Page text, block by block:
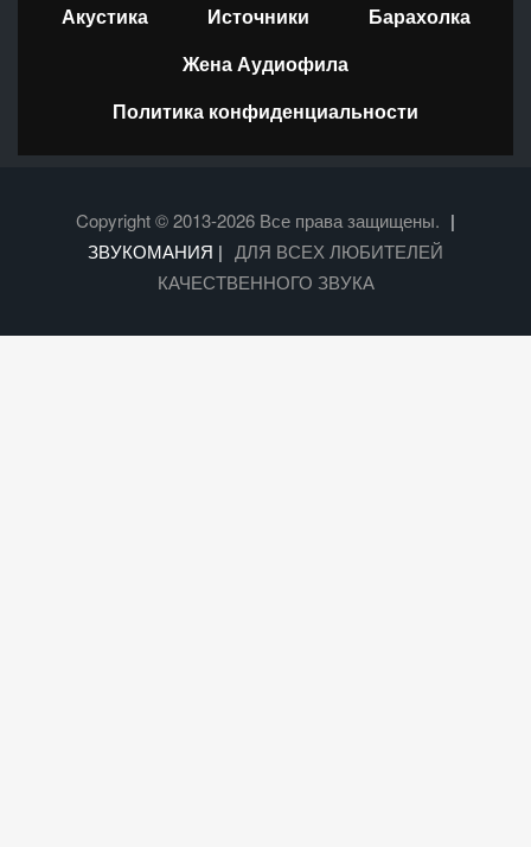
Акустика
Источники
Барахолка
Жена Аудиофила
Политика конфиденциальности
Copyright © 2013-2026 Все права защищены. |
ЗВУКОМАНИЯ | ДЛЯ ВСЕХ ЛЮБИТЕЛЕЙ
КАЧЕСТВЕННОГО ЗВУКА